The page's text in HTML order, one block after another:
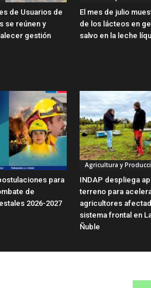
de Usuarios de
se reúnen y
gestión
El mes de julio
de los lácteos en
salvo en la leche
para
de
2026-2027
Agricultura y
INDAP despliega
terreno para
agricultores
sistema frontal en
Ñuble